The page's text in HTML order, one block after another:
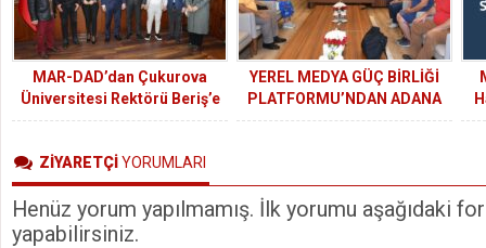
MAR-DAD’dan Çukurova
Üniversitesi Rektörü Beriş’e
ziyaret
YEREL MEDYA GÜÇ BİRLİĞİ
PLATFORMU’NDAN ADANA
VALİSİ SÜLEYMAN ELBAN’A
ZİYARETÇİYORUMLARI
Henüz yorum yapılmamış. İlk yorumu aşağıdaki
yapabilirsiniz.